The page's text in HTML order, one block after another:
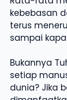
kebebasan
terus
sampai
Bukannya
setiap
dunia? Jika